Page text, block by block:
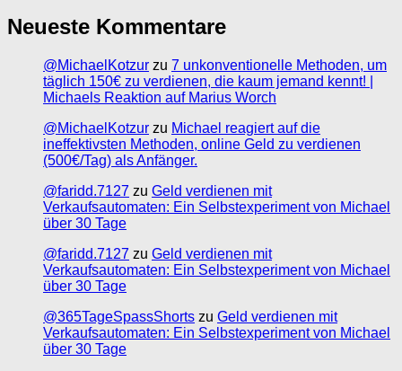
Neueste Kommentare
@MichaelKotzur zu 7 unkonventionelle Methoden, um
täglich 150€ zu verdienen, die kaum jemand kennt! |
Michaels Reaktion auf Marius Worch
@MichaelKotzur zu Michael reagiert auf die
ineffektivsten Methoden, online Geld zu verdienen
(500€/Tag) als Anfänger.
@faridd.7127 zu Geld verdienen mit
Verkaufsautomaten: Ein Selbstexperiment von Michael
über 30 Tage
@faridd.7127 zu Geld verdienen mit
Verkaufsautomaten: Ein Selbstexperiment von Michael
über 30 Tage
@365TageSpassShorts zu Geld verdienen mit
Verkaufsautomaten: Ein Selbstexperiment von Michael
über 30 Tage